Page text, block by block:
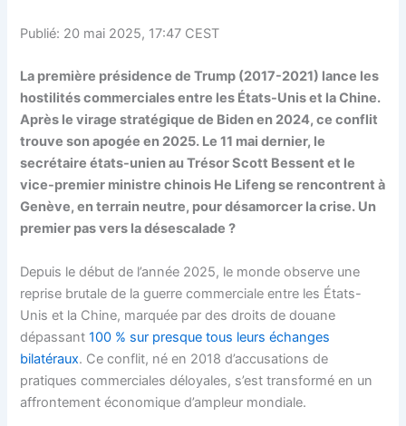
Publié: 20 mai 2025, 17:47 CEST
La première présidence de Trump (2017-2021) lance les
hostilités commerciales entre les États-Unis et la Chine.
Après le virage stratégique de Biden en 2024, ce conflit
trouve son apogée en 2025. Le 11 mai dernier, le
secrétaire états-unien au Trésor Scott Bessent et le
vice-premier ministre chinois He Lifeng se rencontrent à
Genève, en terrain neutre, pour désamorcer la crise. Un
premier pas vers la désescalade ?
Depuis le début de l’année 2025, le monde observe une
reprise brutale de la guerre commerciale entre les États-
Unis et la Chine, marquée par des droits de douane
dépassant100 % sur presque tous leurs échanges
bilatéraux. Ce conflit, né en 2018 d’accusations de
pratiques commerciales déloyales, s’est transformé en un
affrontement économique d’ampleur mondiale.